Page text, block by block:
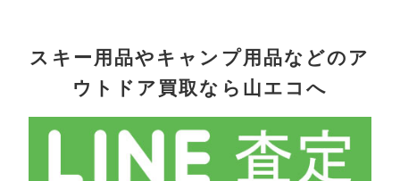
スキー用品やキャンプ用品などのア
ウトドア買取なら山エコへ